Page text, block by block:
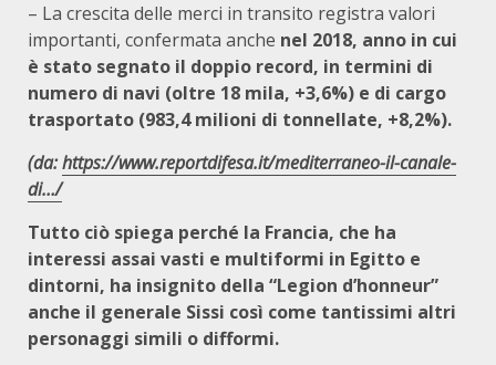
– La crescita delle merci in transito registra valori
importanti, confermata anche nel 2018, anno in cui
è stato segnato il doppio record, in termini di
numero di navi (oltre 18 mila, +3,6%) e di cargo
trasportato (983,4 milioni di tonnellate, +8,2%).
(da:https://www.reportdifesa.it/mediterraneo-il-canale-
di…/
Tutto ciò spiega perché la Francia, che ha
interessi assai vasti e multiformi in Egitto e
dintorni, ha insignito della “Legion d’honneur”
anche il generale Sissi così come tantissimi altri
personaggi simili o difformi.